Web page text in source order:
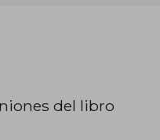
mundo y Nombre de torero,
del libro